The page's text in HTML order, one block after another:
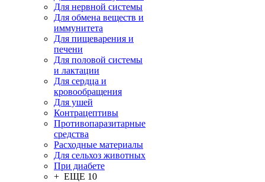
Для нервной системы
Для обмена веществ и
иммунитета
Для пищеварения и
печени
Для половой системы
и лактации
Для сердца и
кровообращения
Для ушей
Контрацептивы
Противопаразитарные
средства
Расходные материалы
Для сельхоз животных
При диабете
+ ЕЩЕ 10